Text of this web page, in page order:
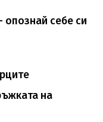
опознай себе си
на